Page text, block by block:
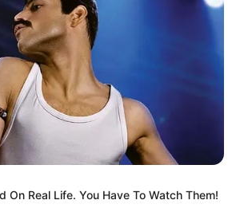
On Real Life. You Have To Watch Them!